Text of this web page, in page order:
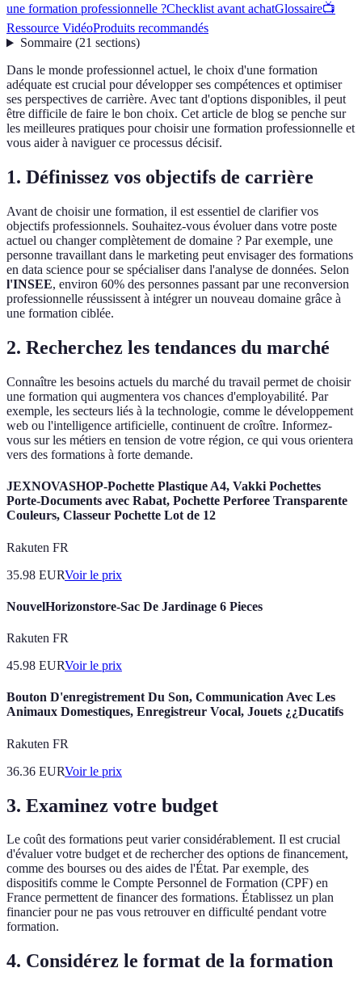
une formation professionnelle ?Checklist avant achatGlossaire📺
Ressource VidéoProduits recommandés
Sommaire(21 sections)
Dans le monde professionnel actuel, le choix d'une formation
adéquate est crucial pour développer ses compétences et optimiser
ses perspectives de carrière. Avec tant d'options disponibles, il peut
être difficile de faire le bon choix. Cet article de blog se penche sur
les meilleures pratiques pour choisir une formation professionnelle et
vous aider à naviguer ce processus décisif.
1. Définissez vos objectifs de carrière
Avant de choisir une formation, il est essentiel de clarifier vos
objectifs professionnels. Souhaitez-vous évoluer dans votre poste
actuel ou changer complètement de domaine ? Par exemple, une
personne travaillant dans le marketing peut envisager des formations
en data science pour se spécialiser dans l'analyse de données. Selon
l'INSEE, environ 60% des personnes passant par une reconversion
professionnelle réussissent à intégrer un nouveau domaine grâce à
une formation ciblée.
2. Recherchez les tendances du marché
Connaître les besoins actuels du marché du travail permet de choisir
une formation qui augmentera vos chances d'employabilité. Par
exemple, les secteurs liés à la technologie, comme le développement
web ou l'intelligence artificielle, continuent de croître. Informez-
vous sur les métiers en tension de votre région, ce qui vous orientera
vers des formations à forte demande.
JEXNOVASHOP-Pochette Plastique A4, Vakki Pochettes
Porte-Documents avec Rabat, Pochette Perforee Transparente
Couleurs, Classeur Pochette Lot de 12
Rakuten FR
35.98 EURVoir le prix
NouvelHorizonstore-Sac De Jardinage 6 Pieces
Rakuten FR
45.98 EURVoir le prix
Bouton D'enregistrement Du Son, Communication Avec Les
Animaux Domestiques, Enregistreur Vocal, Jouets ¿¿Ducatifs
Rakuten FR
36.36 EURVoir le prix
3. Examinez votre budget
Le coût des formations peut varier considérablement. Il est crucial
d'évaluer votre budget et de rechercher des options de financement,
comme des bourses ou des aides de l'État. Par exemple, des
dispositifs comme le Compte Personnel de Formation (CPF) en
France permettent de financer des formations. Établissez un plan
financier pour ne pas vous retrouver en difficulté pendant votre
formation.
4. Considérez le format de la formation